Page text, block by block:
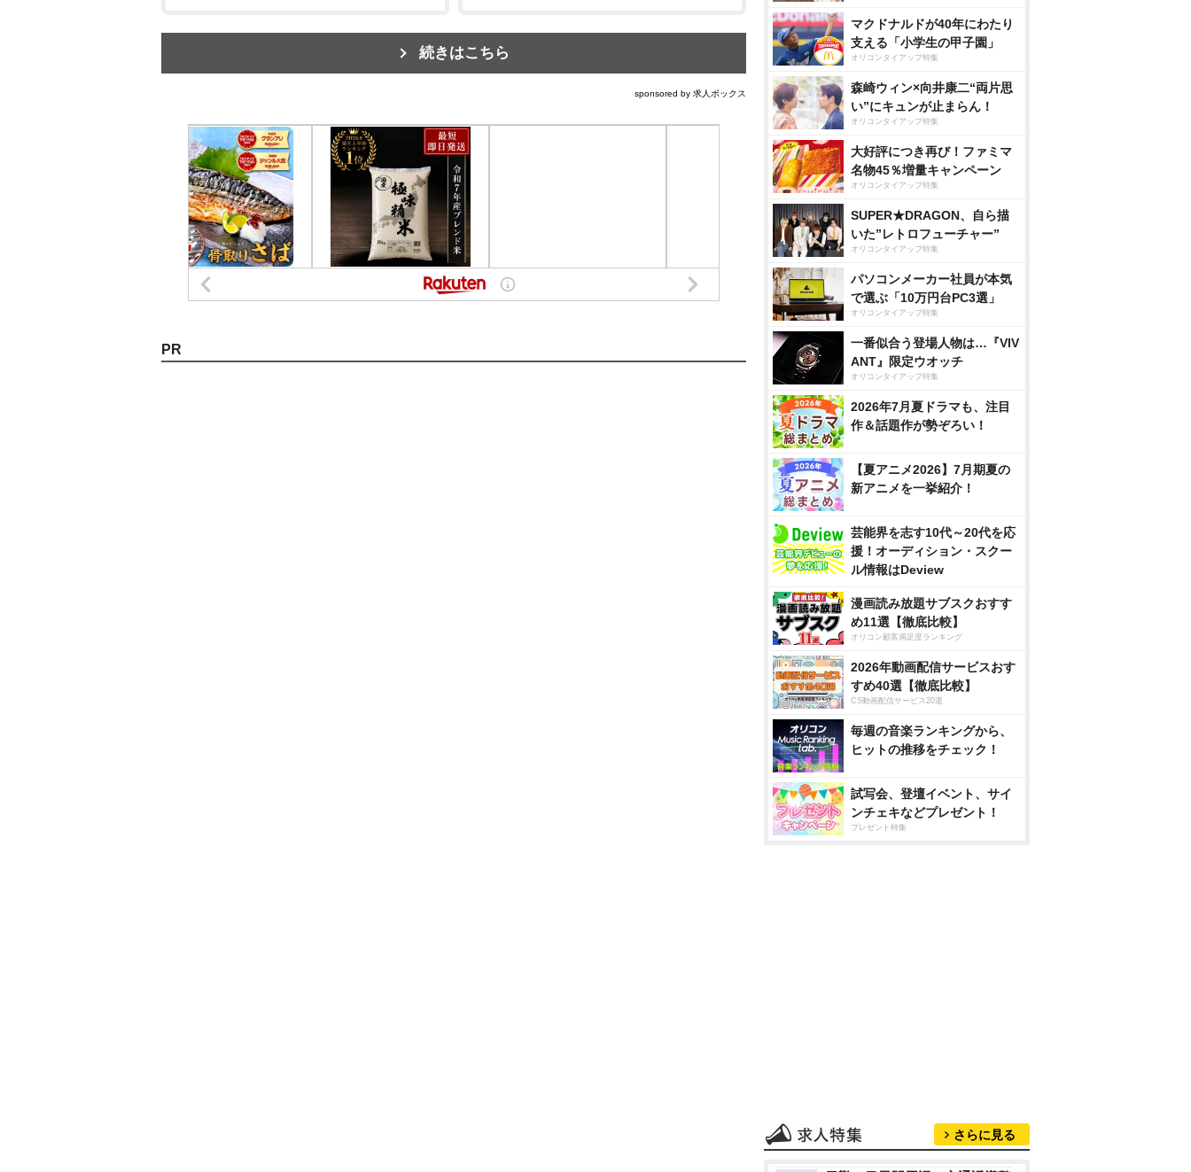
続きはこちら
sponsored by 求人ボックス
PR
マクドナルドが40年にわたり
支える「小学生の甲子園」
オリコンタイアップ特集
森崎ウィン×向井康二“両片思
い”にキュンが止まらん！
オリコンタイアップ特集
大好評につき再び！ファミマ
名物45％増量キャンペーン
オリコンタイアップ特集
SUPER★DRAGON、自ら描
いた”レトロフューチャー”
オリコンタイアップ特集
パソコンメーカー社員が本気
で選ぶ「10万円台PC3選」
オリコンタイアップ特集
一番似合う登場人物は…『VIV
ANT』限定ウオッチ
オリコンタイアップ特集
2026年7月夏ドラマも、注目
作＆話題作が勢ぞろい！
【夏アニメ2026】7月期夏の
新アニメを一挙紹介！
芸能界を志す10代～20代を応
援！オーディション・スクー
ル情報はDeview
漫画読み放題サブスクおすす
め11選【徹底比較】
オリコン顧客満足度ランキング
2026年動画配信サービスおす
すめ40選【徹底比較】
CS動画配信サービス20選
毎週の音楽ランキングから、
ヒットの推移をチェック！
試写会、登壇イベント、サイ
ンチェキなどプレゼント！
プレゼント特集
さらに見る